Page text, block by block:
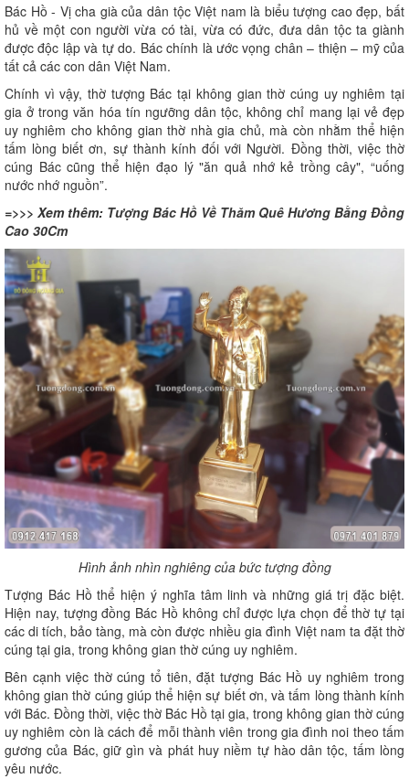
Bác Hồ - Vị cha già của dân tộc Việt nam là biểu tượng cao đẹp, bất
hủ về một con người vừa có tài, vừa có đức, đưa dân tộc ta giành
được độc lập và tự do. Bác chính là ước vọng chân – thiện – mỹ của
tất cả các con dân Việt Nam.
Chính vì vậy, thờ tượng Bác tại không gian thờ cúng uy nghiêm tại
gia ở trong văn hóa tín ngưỡng dân tộc, không chỉ mang lại vẻ đẹp
uy nghiêm cho không gian thờ nhà gia chủ, mà còn nhằm thể hiện
tấm lòng biết ơn, sự thành kính đối với Người. Đồng thời, việc thờ
cúng Bác cũng thể hiện đạo lý "ăn quả nhớ kẻ trồng cây", “uống
nước nhớ nguồn”.
=>>> Xem thêm: Tượng Bác Hồ Về Thăm Quê Hương Bằng Đồng
Cao 30Cm
Hình ảnh nhìn nghiêng của bức tượng đồng
Tượng Bác Hồ thể hiện ý nghĩa tâm linh và những giá trị đặc biệt.
Hiện nay, tượng đồng Bác Hồ không chỉ được lựa chọn để thờ tự tại
các di tích, bảo tàng, mà còn được nhiều gia đình Việt nam ta đặt thờ
cúng tại gia, trong không gian thờ cúng uy nghiêm.
Bên cạnh việc thờ cúng tổ tiên, đặt tượng Bác Hồ uy nghiêm trong
không gian thờ cúng giúp thể hiện sự biết ơn, và tấm lòng thành kính
với Bác. Đồng thời, việc thờ Bác Hồ tại gia, trong không gian thờ cúng
uy nghiêm còn là cách để mỗi thành viên trong gia đình noi theo tấm
gương của Bác, giữ gìn và phát huy niềm tự hào dân tộc, tấm lòng
yêu nước.